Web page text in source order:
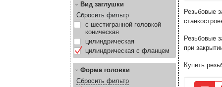
Вид заглушки
Сбросить фильтр
с шестигранной головкой
коническая
цилиндрическая
цилиндрическая с фланцем
Форма головки
Сбросить фильтр
Резьбовые
Резьбовые
при
Купить